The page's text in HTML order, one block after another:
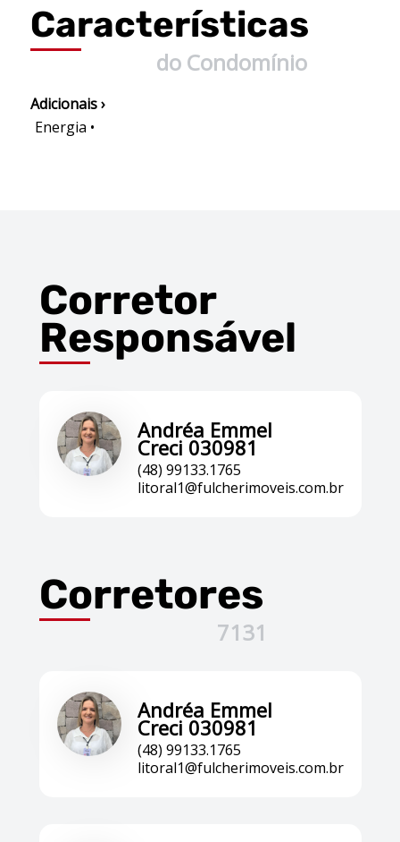
Características
do Condomínio
Adicionais ›
Energia •
Corretor
Responsável
Andréa Emmel
Creci 030981
(48) 99133.1765
litoral1@fulcherimoveis.com.br
Corretores
7131
Andréa Emmel
Creci 030981
(48) 99133.1765
litoral1@fulcherimoveis.com.br